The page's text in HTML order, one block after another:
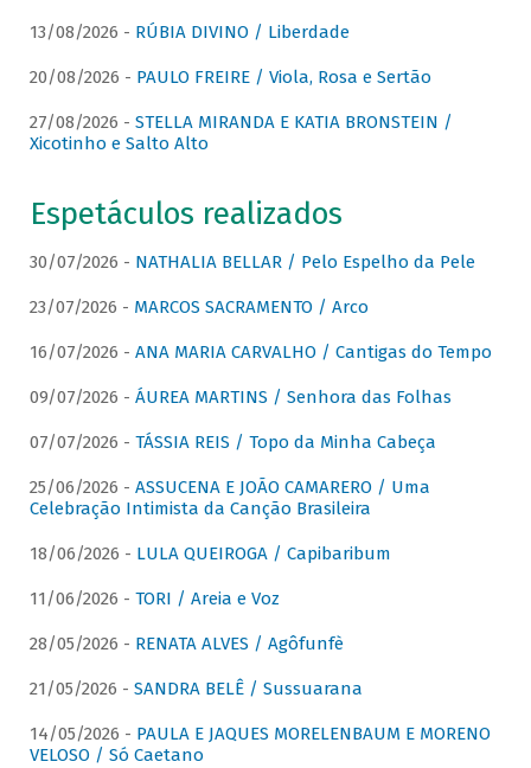
13/08/2026 - RÚBIA DIVINO / Liberdade
20/08/2026 - PAULO FREIRE / Viola, Rosa e Sertão
27/08/2026 - STELLA MIRANDA E KATIA BRONSTEIN /
Xicotinho e Salto Alto
Espetáculos realizados
30/07/2026 - NATHALIA BELLAR / Pelo Espelho da Pele
23/07/2026 - MARCOS SACRAMENTO / Arco
16/07/2026 - ANA MARIA CARVALHO / Cantigas do Tempo
09/07/2026 - ÁUREA MARTINS / Senhora das Folhas
07/07/2026 - TÁSSIA REIS / Topo da Minha Cabeça
25/06/2026 - ASSUCENA E JOÃO CAMARERO / Uma
Celebração Intimista da Canção Brasileira
18/06/2026 - LULA QUEIROGA / Capibaribum
11/06/2026 - TORI / Areia e Voz
28/05/2026 - RENATA ALVES / Agôfunfè
21/05/2026 - SANDRA BELÊ / Sussuarana
14/05/2026 - PAULA E JAQUES MORELENBAUM E MORENO
VELOSO / Só Caetano